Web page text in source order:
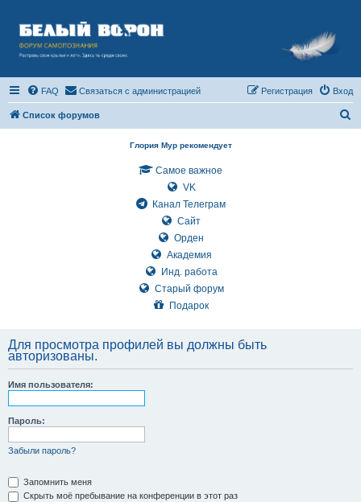
FAQ Связаться с администрацией Вход
Регистрация
Список форумов
Глория Мур рекомендует
Самое важное
VK
Канал Телеграм
Сайт
Орден
Академия
Инд. работа
Старый форум
Подарок
Для просмотра профилей вы должны быть
авторизованы.
Имя пользователя:
Пароль:
Забыли пароль?
Запомнить меня
Скрыть моё пребывание на конференции в этот раз